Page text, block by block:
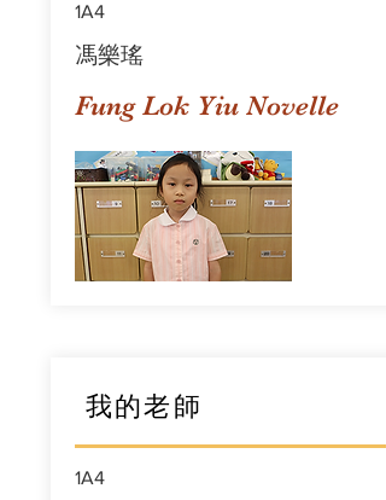
1A4
馮樂瑤
Fung Lok Yiu Novelle
我的老師
1A4